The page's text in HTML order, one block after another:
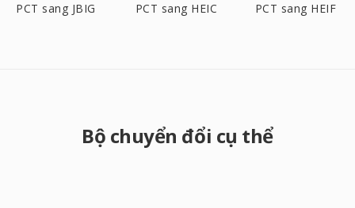
PCT sang JBIG PCT sang HEIC PCT sang HEIF
Bộ chuyển đổi cụ thể